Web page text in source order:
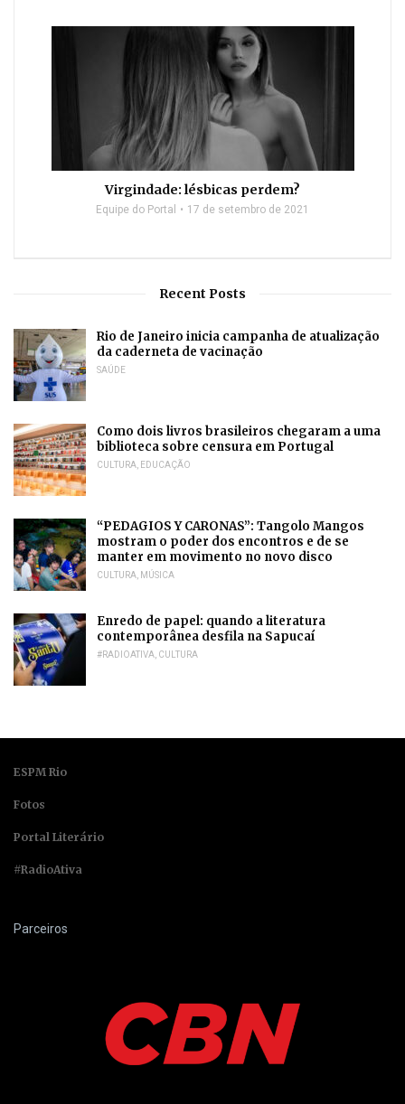
Virgindade: lésbicas perdem?
Equipe do Portal 17 de setembro de 2021
Recent Posts
Rio de Janeiro inicia campanha de atualização
da caderneta de vacinação
SAÚDE
Como dois livros brasileiros chegaram a uma
biblioteca sobre censura em Portugal
CULTURA, EDUCAÇÃO
“PEDAGIOS Y CARONAS”: Tangolo Mangos
mostram o poder dos encontros e de se
manter em movimento no novo disco
CULTURA, MÚSICA
Enredo de papel: quando a literatura
contemporânea desfila na Sapucaí
#RADIOATIVA, CULTURA
ESPM Rio
Fotos
Portal Literário
#RadioAtiva
Parceiros